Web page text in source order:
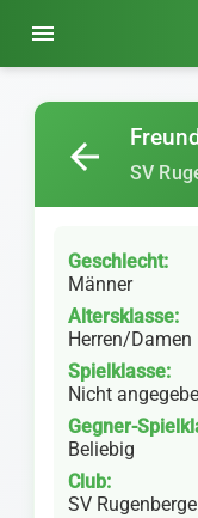
menu
SV
arrow_back
Geschlecht:
Männer
Altersklasse:
Herren/Damen
Spielklasse:
Nicht
Gegner-
Beliebig
Club:
SV